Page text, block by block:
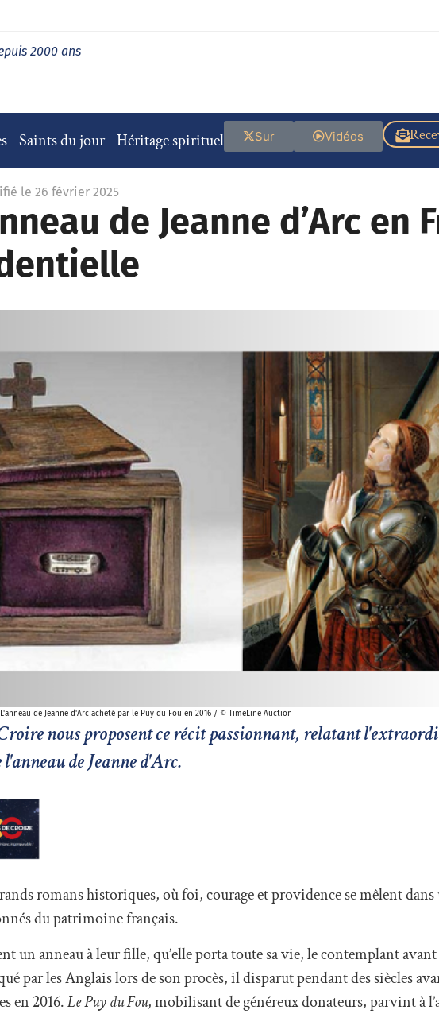
2000 ans
Saints du jour Héritage spirituel Vidéos
Sur
le 26 février 2025
de Jeanne d’Arc en
L'anneau de Jeanne d'Arc acheté par le Puy du Fou en 2016 / © TimeLine Auction
nous proposent ce récit passionnant, relatant
de Jeanne d'Arc.
romans historiques, où foi, courage et providence se mêlent dans
du patrimoine français.
un anneau à leur fille, qu’elle porta toute sa vie, le contemplant
par les Anglais lors de son procès, il disparut pendant des siècles
en 2016.Le Puy du Fou, mobilisant de généreux donateurs, parvint à